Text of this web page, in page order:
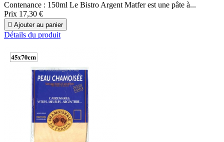
Contenance : 150ml Le Bistro Argent Matfer est une pâte à...
Prix 17,30 €
 Ajouter au panier
Détails du produit